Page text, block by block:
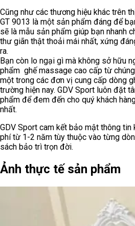
Cũng như các thương hiệu khác trên
GT 9013 là một sản phẩm đáng để
sẽ là mẫu sản phẩm giúp bạn nhanh
thư giãn thật thoải mái nhất, xứng
ra.
Bạn còn lo ngại gì mà không sở hữu
phẩm ghế massage cao cấp từ
một trong các đơn vị cung cấp dòng
trường hiện nay. GDV Sport luôn đặt
phẩm để đem đến cho quý khách
nhất.
GDV Sport cam kết bảo mật thông tin
phí từ 1-2 năm tùy thuộc vào từng
sách bảo trì trọn đời.
Ảnh thực tế sản phẩm